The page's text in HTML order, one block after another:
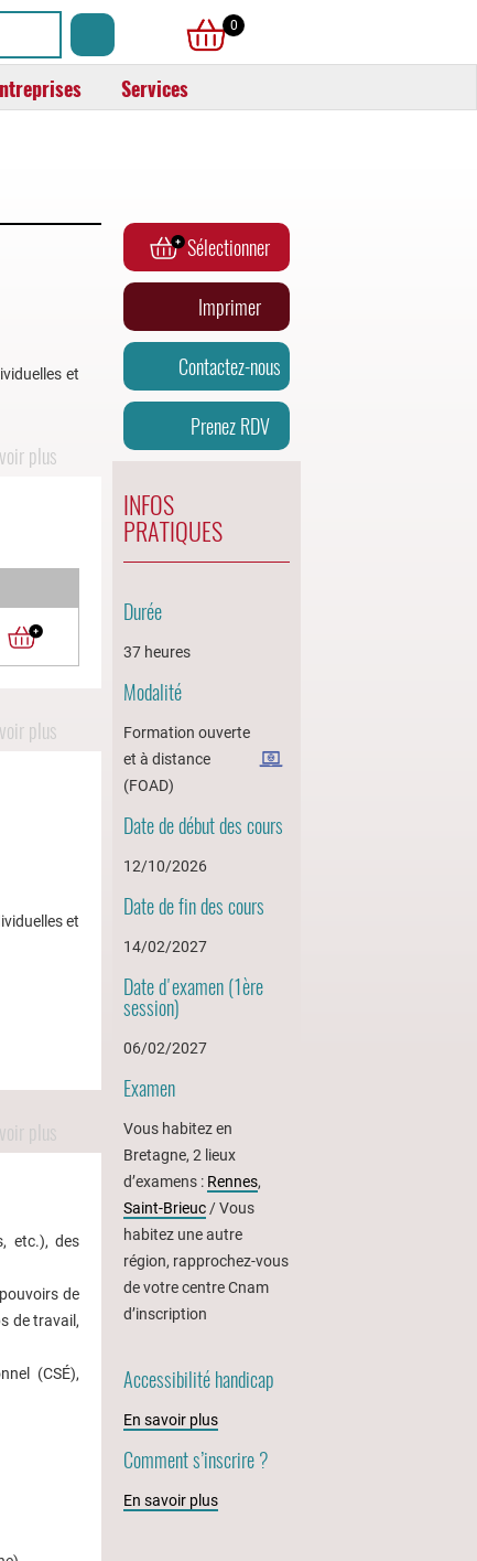
0
Services
et
plus
plus
et
plus
etc.), des
de
de travail,
(CSÉ),
Sélectionner
Imprimer
Contactez-nous
Prenez RDV
INFOS
PRATIQUES
Durée
37 heures
Modalité
Formation ouverte
et à distance
(FOAD)
Date de début des cours
12/10/2026
Date de fin des cours
14/02/2027
Date d'examen (1ère
session)
06/02/2027
Examen
Vous habitez en
Bretagne, 2 lieux
d’examens : Rennes,
Saint-Brieuc / Vous
habitez une autre
région, rapprochez-vous
de votre centre Cnam
d’inscription
Accessibilité handicap
En savoir plus
Comment s’inscrire ?
En savoir plus